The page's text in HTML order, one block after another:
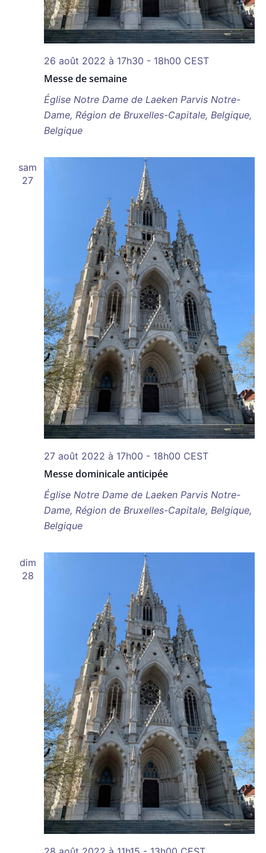
Messe de semaine
26 août 2022 à 17h30 - 18h00 CEST
Église Notre Dame de Laeken Parvis Notre-
Dame, Région de Bruxelles-Capitale, Belgique,
Belgique
sam
27
Messe dominicale anticipée
27 août 2022 à 17h00 - 18h00 CEST
Église Notre Dame de Laeken Parvis Notre-
Dame, Région de Bruxelles-Capitale, Belgique,
Belgique
dim
28